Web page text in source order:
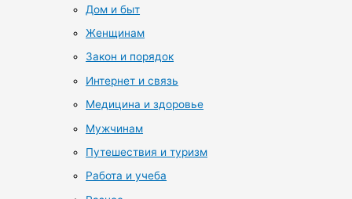
Дом и быт
Женщинам
Закон и порядок
Интернет и связь
Медицина и здоровье
Мужчинам
Путешествия и туризм
Работа и учеба